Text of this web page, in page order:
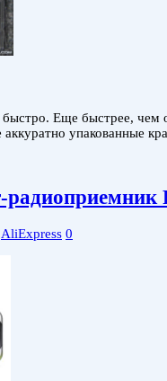
быстро. Еще быстрее,
аккуратно упакованные
радиоприемник
AliExpress 0